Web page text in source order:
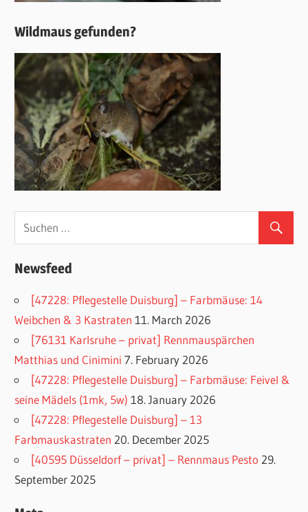
Wildmaus gefunden?
Newsfeed
[47228: Pflegestelle Duisburg] – Farbmäuse: 14
Weibchen & 3 Kastraten 11. March 2026
[76131 Karlsruhe – privat] Rennmauspärchen
Matthias und Cinimini 7. February 2026
[47228: Pflegestelle Duisburg] – Farbmäuse: Feivel &
seine Mädels (1mk, 5w) 18. January 2026
[47228: Pflegestelle Duisburg] – 13
Farbmauskastraten 20. December 2025
[40595 Düsseldorf – privat] – Rennmaus Pesto 29.
September 2025